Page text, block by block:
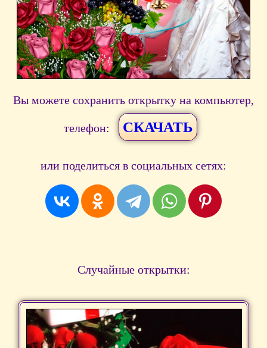
Вы можете сохранить открытку на компьютер,
телефон: СКАЧАТЬ
или поделиться в социальных сетях:
Случайные открытки: